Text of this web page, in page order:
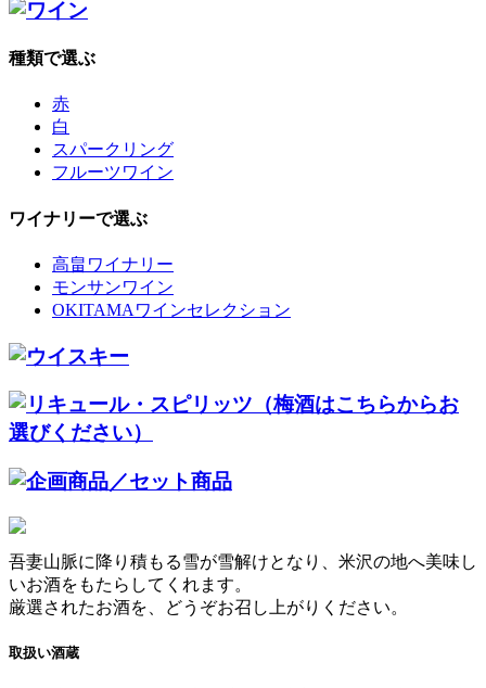
種類で選ぶ
赤
白
スパークリング
フルーツワイン
ワイナリーで選ぶ
高畠ワイナリー
モンサンワイン
OKITAMAワインセレクション
吾妻山脈に降り積もる雪が雪解けとなり、米沢の地へ美味し
いお酒をもたらしてくれます。
厳選されたお酒を、どうぞお召し上がりください。
取扱い酒蔵